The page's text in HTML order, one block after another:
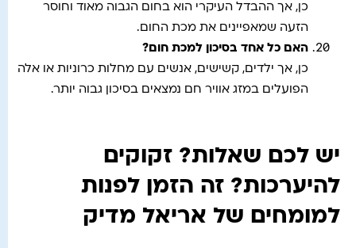
כן, אך ההבדל העיקרי הוא בחום הגבוה מאוד וחוסר
הזעה שמאפיינים את מכת החום.
האם כל אחד בסיכון למכת חום?
כן, אך ילדים, קשישים, אנשים עם מחלות כרוניות או אלה
הפועלים במזג אוויר חם נמצאים בסיכון גבוה יותר.
יש לכם שאלות? זקוקים
להיערכות? זה הזמן לפנות
למומחים של אריאל מדיק